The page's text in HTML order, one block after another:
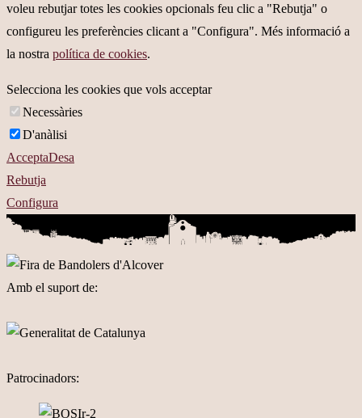
voleu rebutjar totes les cookies opcionals feu clic a "Rebutja" o
configureu les preferències clicant a "Configura". Més informació a
la nostra política de cookies.
Selecciona les cookies que vols acceptar
Necessàries
D'anàlisi
AcceptaDesa
Rebutja
Configura
Amb el suport de:
Patrocinadors: